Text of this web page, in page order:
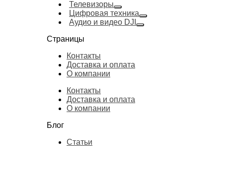
Телевизоры
Цифровая техника
Аудио и видео DJI
Страницы
Контакты
Доставка и оплата
О компании
Контакты
Доставка и оплата
О компании
Блог
Статьи